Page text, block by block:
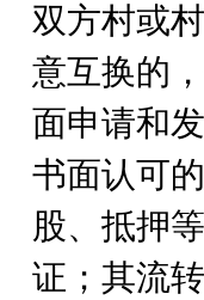
双方村或
意互换的
面申请和
书面认可
股、抵押
证；其流